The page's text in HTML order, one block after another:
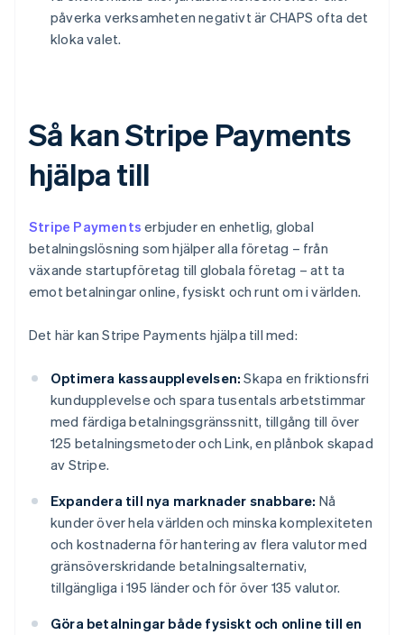
påverka verksamheten negativt är CHAPS ofta det
kloka valet.
Så kan Stripe Payments
hjälpa till
Stripe Payments erbjuder en enhetlig, global
betalningslösning som hjälper alla företag – från
växande startupföretag till globala företag – att ta
emot betalningar online, fysiskt och runt om i världen.
Det här kan Stripe Payments hjälpa till med:
Optimera kassaupplevelsen: Skapa en friktionsfri
kundupplevelse och spara tusentals arbetstimmar
med färdiga betalningsgränssnitt, tillgång till över
125 betalningsmetoder och Link, en plånbok skapad
av Stripe.
Expandera till nya marknader snabbare: Nå
kunder över hela världen och minska komplexiteten
och kostnaderna för hantering av flera valutor med
gränsöverskridande betalningsalternativ,
tillgängliga i 195 länder och för över 135 valutor.
Göra betalningar både fysiskt och online till en